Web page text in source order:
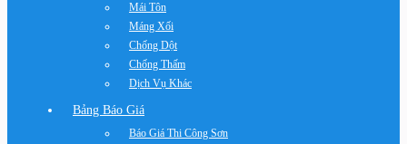
Mái Tôn
Máng Xối
Chống Dột
Chống Thấm
Dịch Vụ Khác
Bảng Báo Giá
Báo Giá Thi Công Sơn